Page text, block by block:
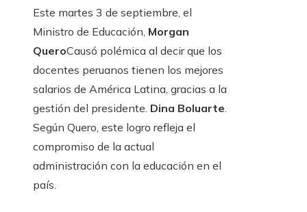
Este martes 3 de septiembre, el
Ministro de Educación, Morgan
QueroCausó polémica al decir que los
docentes peruanos tienen los mejores
salarios de América Latina, gracias a la
gestión del presidente. Dina Boluarte.
Según Quero, este logro refleja el
compromiso de la actual
administración con la educación en el
país.